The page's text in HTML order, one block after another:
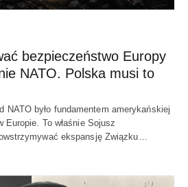
bezpieczeństwo Europy
NATO. Polska musi to
NATO było fundamentem amerykańskiej
To właśnie Sojusz
ekspansję Związku…